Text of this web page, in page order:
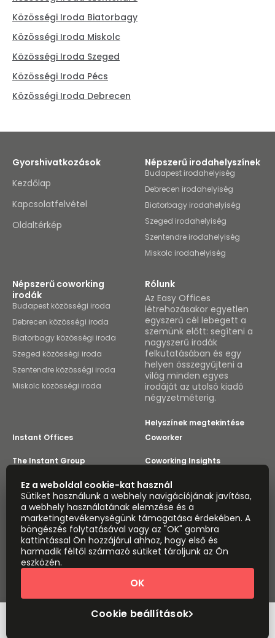
Közösségi Iroda Biatorbagy
Közösségi Iroda Miskolc
Közösségi Iroda Szeged
Közösségi Iroda Pécs
Közösségi Iroda Debrecen
Gyorshivatkozások
Kezdőlap
Kapcsolatfelvétel
Oldaltérkép
Népszerű irodahelyszínek
Budapest irodahelyiség
Debrecen irodahelyiség
Biatorbagy irodahelyiség
Szeged irodahelyiség
Szentendre irodahelyiség
Miskolc irodahelyiség
Népszerű coworking
irodák
Budapest közösségi iroda
Debrecen közösségi iroda
Biatorbagy közösségi iroda
Szeged közösségi iroda
Szentendre közösségi iroda
Miskolc közösségi iroda
Rólunk
Az Easy Offices
létrehozásakor egyetlen
egyszerű cél lebegett a
szemünk előtt: segíteni a
nagyszerű irodák
felkutatásában és egy
helyen összegyűjteni a
világ minden egyes
irodáját az utolsó kiadó
négyzetméterig.
Helyszínek megtekintése
Instant Offices
Coworker
The Instant Group Coworking Insights
Coworkintel Davinci Meeting Rooms
Davinci Virtual Incendium
Yta
Része az
Instant Group
Oldaltérkép Feltételek
Adatvédelem
Modern rabszolgaság nyilatkozat
Információk
Copyright © 2026 Easy Offices. Minden jog fenntartva.
Ez a weboldal cookie-kat használ
Sütiket használunk a webhely navigációjának javítása,
a webhely használatának elemzése és a
marketingtevékenységünk támogatása érdekében. A
böngészés folytatásával vagy az "OK" gombra
kattintással Ön hozzájárul ahhoz, hogy első és
harmadik féltől származó sütiket tároljunk az Ön
eszközén.
Cookie beállítások
OK
Időpont foglalása